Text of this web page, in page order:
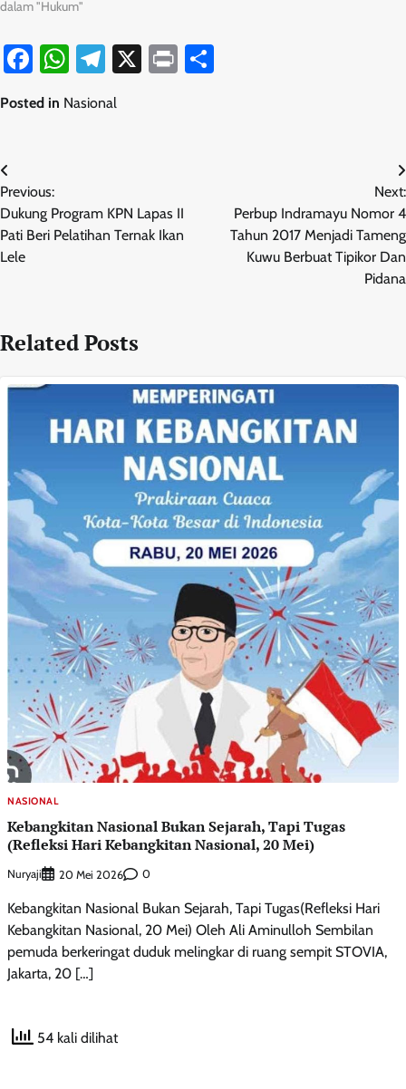
dalam "Hukum"
Facebook
WhatsApp
Telegram
X Print
Posted in Nasional
Navigasi
pos
Previous:
Dukung Program KPN Lapas II
Pati Beri Pelatihan Ternak Ikan
Lele
Next:
Perbup Indramayu Nomor 4
Tahun 2017 Menjadi Tameng
Kuwu Berbuat Tipikor Dan
Pidana
Related Posts
NASIONAL
Kebangkitan Nasional Bukan Sejarah, Tapi Tugas
(Refleksi Hari Kebangkitan Nasional, 20 Mei)
Nuryaji 20 Mei 2026 0
Kebangkitan Nasional Bukan Sejarah, Tapi Tugas(Refleksi Hari
Kebangkitan Nasional, 20 Mei) Oleh Ali Aminulloh Sembilan
pemuda berkeringat duduk melingkar di ruang sempit STOVIA,
Jakarta, 20 […]
54 kali dilihat